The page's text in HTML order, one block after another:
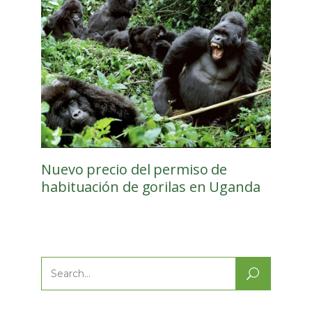
Nuevo precio del permiso de
habituación de gorilas en Uganda
Search